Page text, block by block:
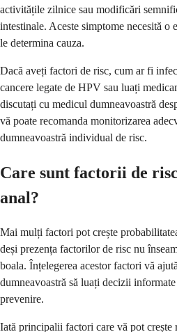
activitățile zilnice sau modificări
intestinale. Aceste simptome necesită o
le determina cauza.
Dacă aveți factori de risc, cum ar fi
cancere legate de HPV sau luați
discutați cu medicul dumneavoastră
vă poate recomanda monitorizarea
dumneavoastră individual de risc.
Care sunt factorii de
anal?
Mai mulți factori pot crește
deși prezența factorilor de risc nu
boala. Înțelegerea acestor factori vă
dumneavoastră să luați decizii
prevenire.
Iată principalii factori care vă pot crește